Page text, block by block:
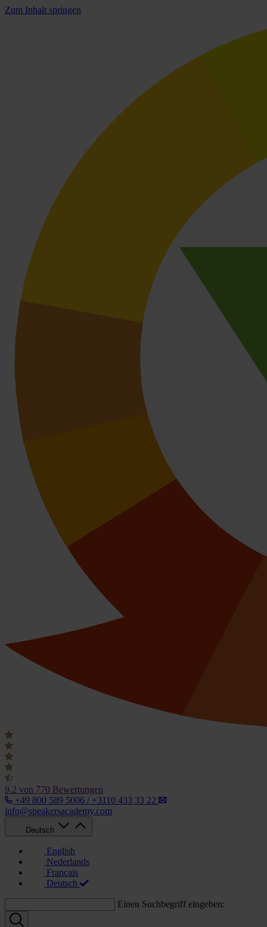
Zum Inhalt springen
9.2 von 770 Bewertungen
+49 800 589 5006 / +3110 433 33 22
info@speakersacademy.com
Deutsch
English
Nederlands
Français
Deutsch
Einen Suchbegriff eingeben: